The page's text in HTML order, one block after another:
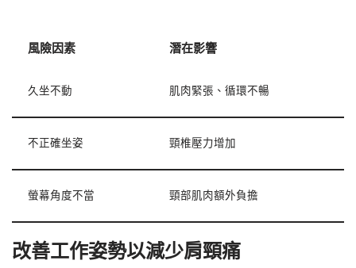
風險因素 潛在影響
久坐不動 肌肉緊張、循環不暢
不正確坐姿 頸椎壓力增加
螢幕角度不當 頸部肌肉額外負擔
改善工作姿勢以減少肩頸痛